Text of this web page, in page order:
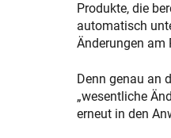
Produkte, die
automatisch
Änderungen am
Denn genau an
„wesentliche
erneut in den